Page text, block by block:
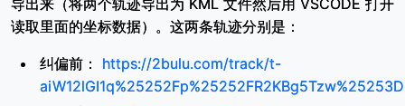
读取里面的坐标数据）。这两条轨迹分别是：
纠偏前：
https://2bulu.com/track/t-